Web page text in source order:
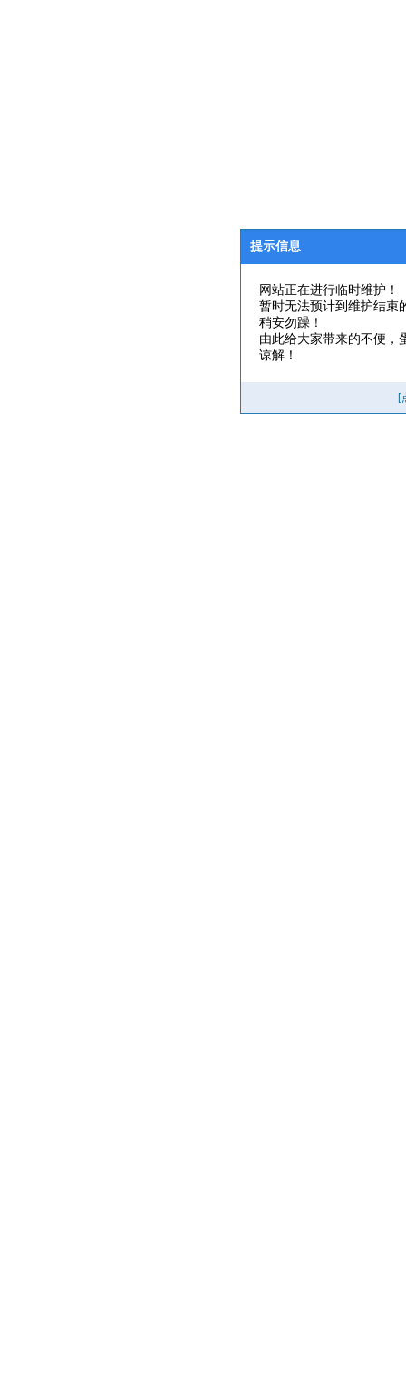
提示信息
网站正在进行临时维护！
暂时无法预计到维护结束
稍安勿躁！
由此给大家带来的不便，
谅解！
[